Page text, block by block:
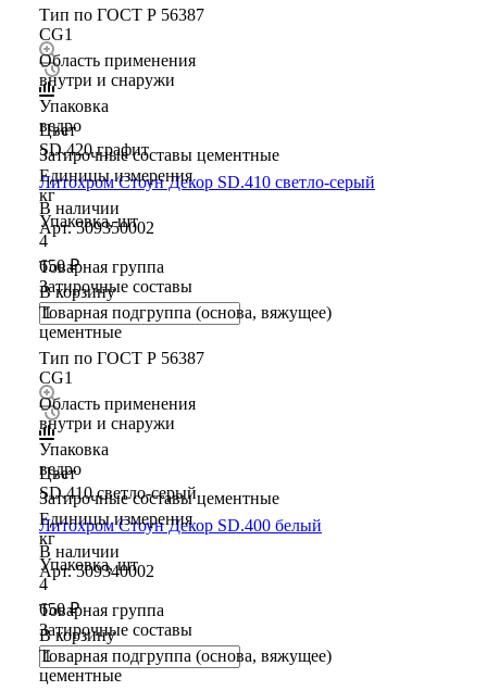
Тип по ГОСТ Р 56387
CG1
Область применения
внутри и снаружи
Упаковка
ведро
Цвет
SD.420 графит
Единицы измерения
кг
Упаковка, шт
4
Товарная группа
Затирочные составы
Товарная подгруппа (основа, вяжущее)
цементные
Тип по ГОСТ Р 56387
CG1
Область применения
внутри и снаружи
Упаковка
ведро
Цвет
SD.410 светло-серый
Единицы измерения
кг
Упаковка, шт
4
Товарная группа
Затирочные составы
Товарная подгруппа (основа, вяжущее)
цементные
Затирочные составы цементные
Литохром Стоун Декор SD.410 светло-серый
В наличии
Арт.509350002
650 ₽
В корзину
Затирочные составы цементные
Литохром Стоун Декор SD.400 белый
В наличии
Арт.509340002
650 ₽
В корзину